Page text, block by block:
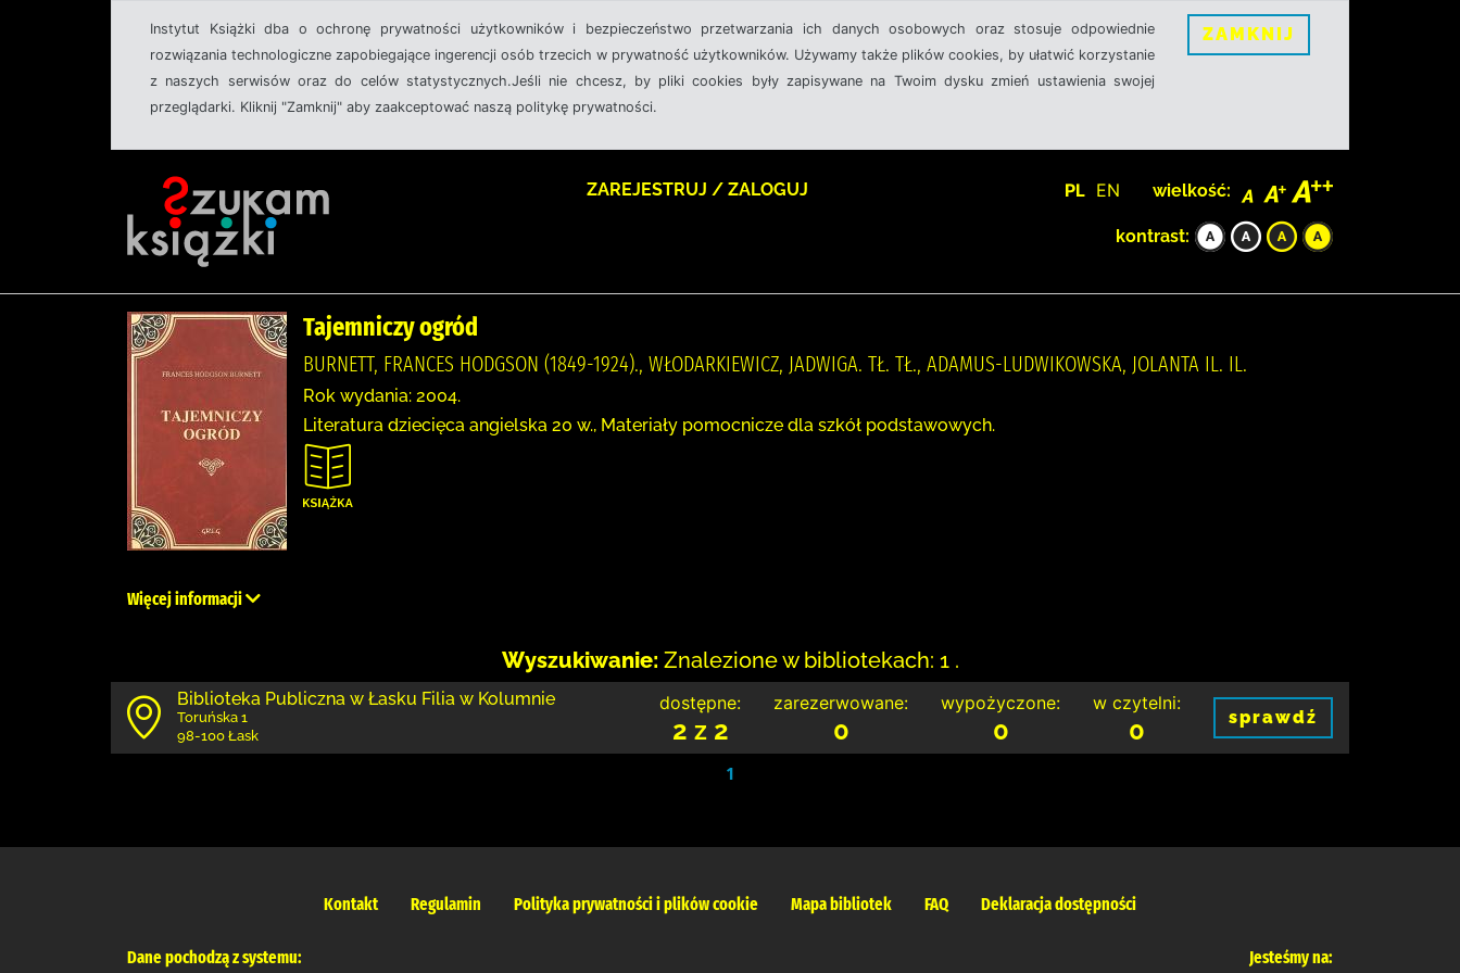
Instytut Książki dba o ochronę prywatności użytkowników i bezpieczeństwo przetwarzania ich danych osobowych oraz stosuje odpowiednie
rozwiązania technologiczne zapobiegające ingerencji osób trzecich w prywatność użytkowników. Używamy także plików cookies, by ułatwić korzystanie
z naszych serwisów oraz do celów statystycznych.Jeśli nie chcesz, by pliki cookies były zapisywane na Twoim dysku zmień ustawienia swojej
przeglądarki. Kliknij "Zamknij" aby zaakceptować naszą politykę prywatności.
ZAMKNIJ
ZAREJESTRUJ / ZALOGUJ PL EN wielkość:
kontrast:
Tajemniczy ogród
BURNETT, FRANCES HODGSON (1849-1924)., WŁODARKIEWICZ, JADWIGA. TŁ. TŁ., ADAMUS-LUDWIKOWSKA, JOLANTA IL. IL.
Rok wydania: 2004.
Literatura dziecięca angielska 20 w., Materiały pomocnicze dla szkół podstawowych.
Więcej informacji
Wyszukiwanie: Znalezione w bibliotekach: 1 .
Biblioteka Publiczna w Łasku Filia w Kolumnie
Toruńska 1
98-100 Łask
dostępne:
2 z 2
zarezerwowane:
0
wypożyczone:
0
w czytelni:
0 sprawdź
1
Kontakt Regulamin Polityka prywatności i plików cookie Mapa bibliotek FAQ Deklaracja dostępności
Dane pochodzą z systemu: Jesteśmy na: